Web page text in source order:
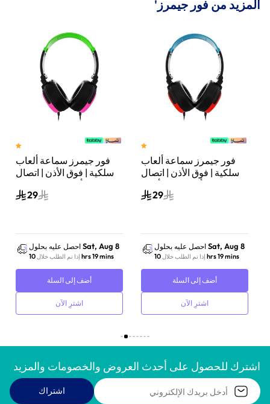
المزيد من فور جيمرز'
فور جيمرز سماعة ألعاب
سلكية | فوق الأذن | اتصال
سلكي | أخضر نيون/وردي
29
احصل عليه بحلول Sat, Aug 8
إذا تم الطلب خلال 10 hrs 19 mins
أضف إلى السلة
اشترِ الآن
فور جيمرز سماعة ألعاب
سلكية | فوق الأذن | اتصال
سلكي | أزرق نيون/أحمر
29
احصل عليه بحلول Sat, Aug 8
إذا تم الطلب خلال 10 hrs 19 mins
أضف إلى السلة
اشترِ الآن
اشترك للحصول على أحدث العروض والخصومات والمزيد
اشتراك